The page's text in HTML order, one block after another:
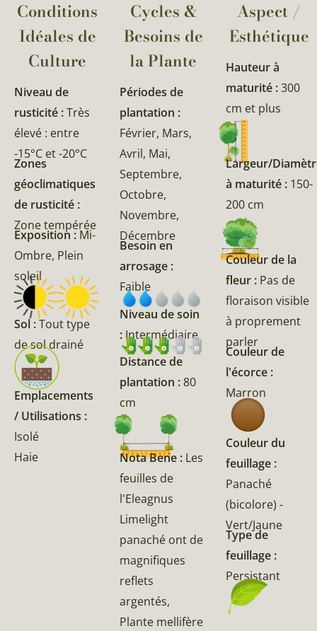
Conditions
Idéales de
Culture
Niveau de
rusticité :Très
élevé : entre
-15°C et -20°C
Zones
géoclimatiques
de rusticité :
Zone tempérée
Exposition : Mi-
Ombre, Plein
soleil
Sol :Tout type
de sol drainé
Emplacements
/ Utilisations :
Isolé
Haie
Cycles &
Besoins de
la Plante​
Périodes de
plantation :
Février, Mars,
Avril, Mai,
Septembre,
Octobre,
Novembre,
Décembre
Besoin en
arrosage :
Faible
Niveau de soin
: Intermédiaire
Distance de
plantation :80
cm
Nota Bene : Les
feuilles de
l'Eleagnus
Limelight
panaché ont de
magnifiques
reflets
argentés,
Plante mellifère
Aspect /
Esthétique
Hauteur à
maturité :300
cm et plus
Largeur/
à maturité : 150-
200 cm
Couleur de la
fleur : Pas de
floraison visible
à proprement
parler
Couleur de
l'écorce :
Marron
Couleur du
feuillage :
Panaché
(bicolore) -
Vert/Jaune
Type de
feuillage :
Persistant